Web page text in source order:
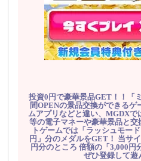
投資0円で豪華景品GET！！「
間OPENの景品交換ができる
ムアプリなどと違い、MGDXで
等の電子マネーや豪華景品と
トゲームでは「ラッシュモー
円」分のメダルをGET！ 当サ
円分のところ 倍額の「3,000円
ぜひ登録して遊